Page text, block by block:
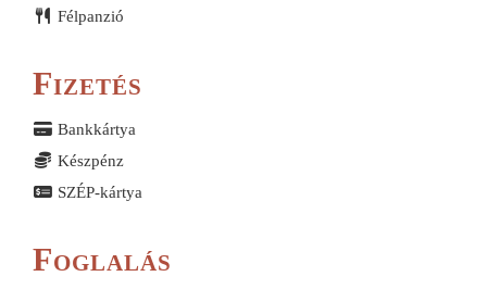
Félpanzió
Fizetés
Bankkártya
Készpénz
SZÉP-kártya
Foglalás